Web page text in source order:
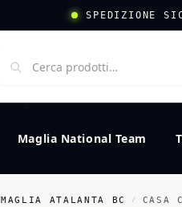
SPEDIZIONE
Maglia National Team
MAGLIA ATALANTA BC / CASA